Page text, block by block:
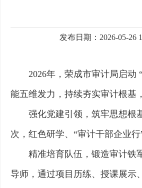
发布日期：2026-05-26
2026年，荣成市审计局启动
能五维发力，持续夯实审计根基
强化党建引领，筑牢思想根
次，红色研学、“审计干部企业
精准培育队伍，锻造审计铁
导师，通过项目历练、授课展示